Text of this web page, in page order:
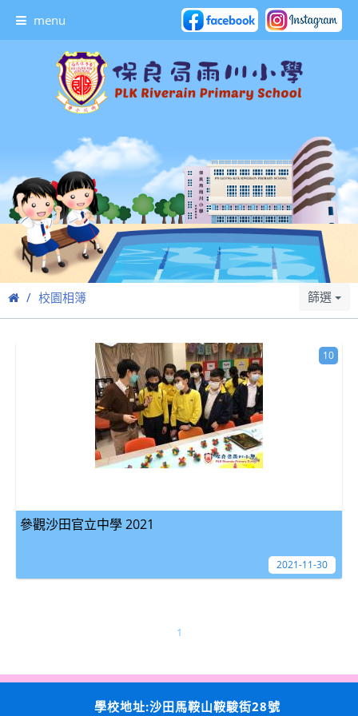
menu
校園相簿 篩選
參觀沙田官立中學 2021
10
2021-11-30
1
學校地址:沙田馬鞍山鞍駿街28號